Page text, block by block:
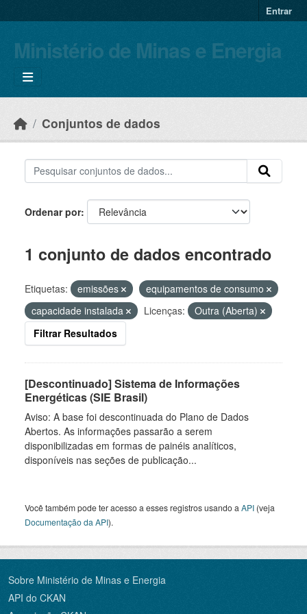
Entrar
Ministério de Minas e Energia
Conjuntos de dados
Ordenar por
1 conjunto de dados encontrado
Etiquetas: emissões
equipamentos de consumo
capacidade instalada
Licenças:
Outra (Aberta)
Filtrar Resultados
[Descontinuado] Sistema de Informações
Energéticas (SIE Brasil)
Aviso: A base foi descontinuada do Plano de Dados
Abertos. As informações passarão a serem
disponibilizadas em formas de painéis analíticos,
disponíveis nas seções de publicação...
Você também pode ter acesso a esses registros usando a API (veja
Documentação da API).
Sobre Ministério de Minas e Energia
API do CKAN